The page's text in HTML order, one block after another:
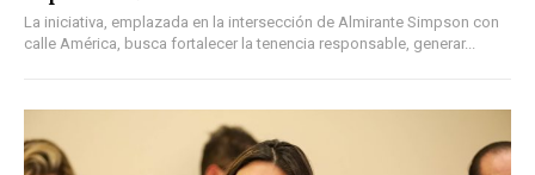
La iniciativa, emplazada en la intersección de Almirante Simpson con
calle América, busca fortalecer la tenencia responsable, generar...